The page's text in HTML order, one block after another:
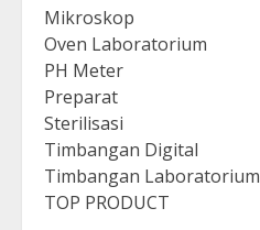
Mikroskop
Oven Laboratorium
PH Meter
Preparat
Sterilisasi
Timbangan Digital
Timbangan Laboratorium
TOP PRODUCT